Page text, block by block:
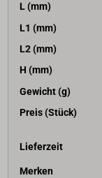
L (mm)
L1 (mm)
L2 (mm)
H (mm)
Gewicht (g)
Preis (Stück)
Lieferzeit
Merken